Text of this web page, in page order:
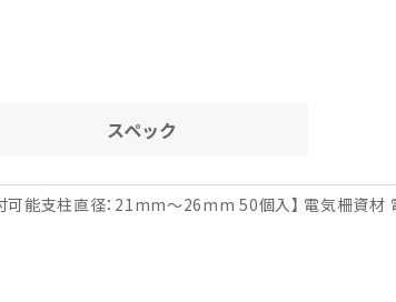
スペック
可能支柱直径：21mm～26mm 50個入】 電気柵資